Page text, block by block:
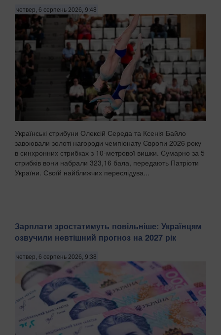
четвер, 6 серпень 2026, 9:48
Українські стрибуни Олексій Середа та Ксенія Байло
завоювали золоті нагороди чемпіонату Європи 2026 року
в синхронних стрибках з 10-метрової вишки. Сумарно за 5
стрибків вони набрали 323,16 бала, передають Патріоти
України. Своїй найближчих переслідува...
Зарплати зростатимуть повільніше: Українцям
озвучили невтішний прогноз на 2027 рік
четвер, 6 серпень 2026, 9:38